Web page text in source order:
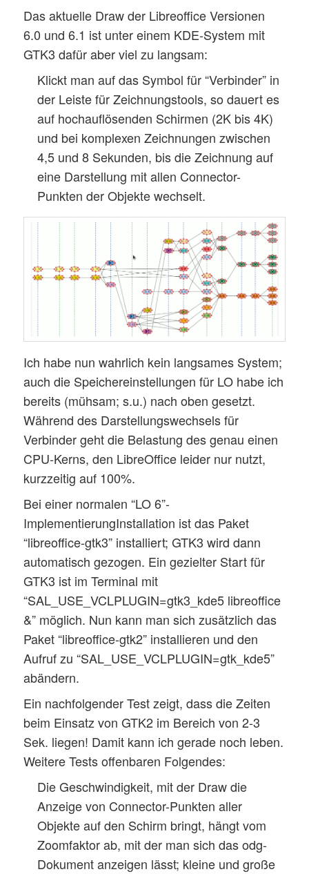
Das aktuelle Draw der Libreoffice Versionen
6.0 und 6.1 ist unter einem KDE-System mit
GTK3 dafür aber viel zu langsam:
Klickt man auf das Symbol für “Verbinder” in
der Leiste für Zeichnungstools, so dauert es
auf hochauflösenden Schirmen (2K bis 4K)
und bei komplexen Zeichnungen zwischen
4,5 und 8 Sekunden, bis die Zeichnung auf
eine Darstellung mit allen Connector-
Punkten der Objekte wechselt.
Ich habe nun wahrlich kein langsames System;
auch die Speichereinstellungen für LO habe ich
bereits (mühsam; s.u.) nach oben gesetzt.
Während des Darstellungswechsels für
Verbinder geht die Belastung des genau einen
CPU-Kerns, den LibreOffice leider nur nutzt,
kurzzeitig auf 100%.
Bei einer normalen “LO 6”-
ImplementierungInstallation ist das Paket
“libreoffice-gtk3” installiert; GTK3 wird dann
automatisch gezogen. Ein gezielter Start für
GTK3 ist im Terminal mit
“SAL_USE_VCLPLUGIN=gtk3_kde5 libreoffice
&” möglich. Nun kann man sich zusätzlich das
Paket “libreoffice-gtk2” installieren und den
Aufruf zu “SAL_USE_VCLPLUGIN=gtk_kde5”
abändern.
Ein nachfolgender Test zeigt, dass die Zeiten
beim Einsatz von GTK2 im Bereich von 2-3
Sek. liegen! Damit kann ich gerade noch leben.
Weitere Tests offenbaren Folgendes:
Die Geschwindigkeit, mit der Draw die
Anzeige von Connector-Punkten aller
Objekte auf den Schirm bringt, hängt vom
Zoomfaktor ab, mit der man sich das odg-
Dokument anzeigen lässt; kleine und große